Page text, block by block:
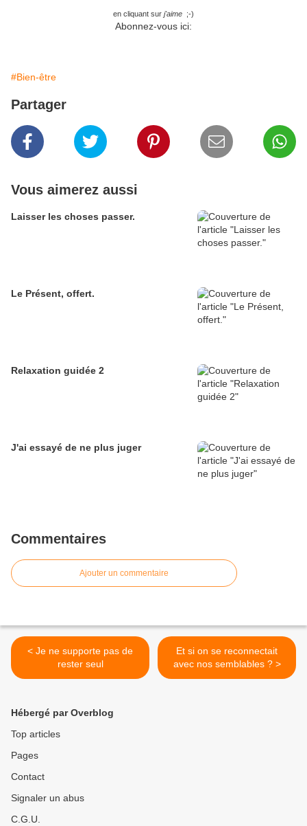
en cliquant sur j'aime ;-)
Abonnez-vous ici:
#Bien-être
Partager
Vous aimerez aussi
Laisser les choses passer.
Le Présent, offert.
Relaxation guidée 2
J'ai essayé de ne plus juger
Commentaires
Ajouter un commentaire
< Je ne supporte pas de
rester seul
Et si on se reconnectait
avec nos semblables ? >
Hébergé par Overblog
Top articles
Pages
Contact
Signaler un abus
C.G.U.